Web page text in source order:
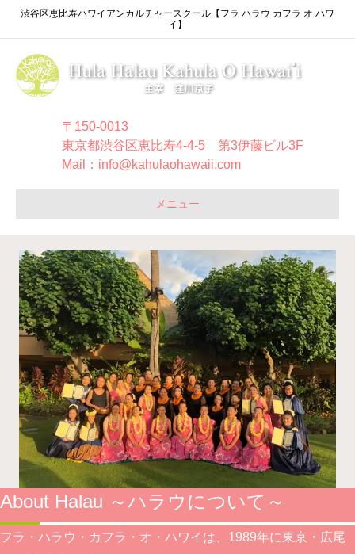
渋谷区恵比寿ハワイアンカルチャースクール【フラ ハラウ カフラ オ ハワ
イ】
〒150-0013
東京都渋谷区恵比寿4-4-5 第3伊藤ビル3F
Mail：info@kahulaohawaii.com
メニュー
About Halau ～ハラウについて～
フラ・ハラウ・カフラ・オ・ハワイは、1989年に東京・広尾